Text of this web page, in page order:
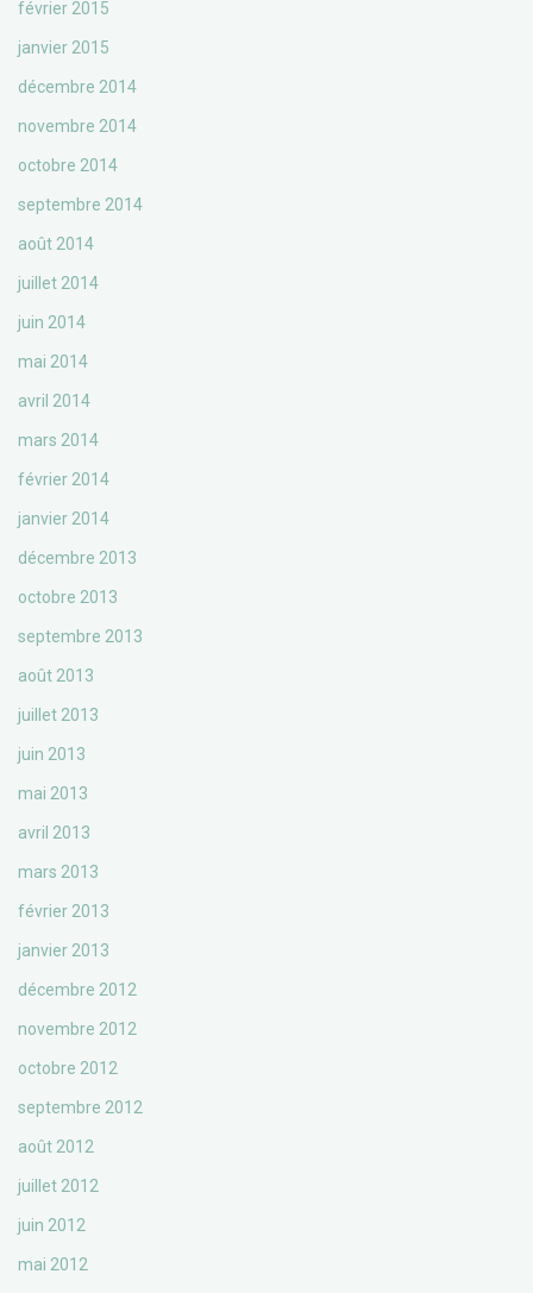
février 2015
janvier 2015
décembre 2014
novembre 2014
octobre 2014
septembre 2014
août 2014
juillet 2014
juin 2014
mai 2014
avril 2014
mars 2014
février 2014
janvier 2014
décembre 2013
octobre 2013
septembre 2013
août 2013
juillet 2013
juin 2013
mai 2013
avril 2013
mars 2013
février 2013
janvier 2013
décembre 2012
novembre 2012
octobre 2012
septembre 2012
août 2012
juillet 2012
juin 2012
mai 2012